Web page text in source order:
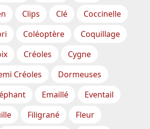
Clips Clé
Coccinelle
Coléoptère
Coquillage
Créoles
Cygne
Créoles
Dormeuses
Emaillé
Eventail
Filigrané
Fleur